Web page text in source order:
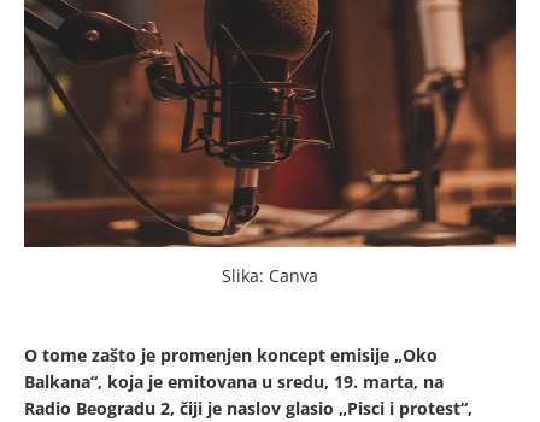
Slika: Canva
O tome zašto je promenjen koncept emisije „Oko
Balkana“, koja je emitovana u sredu, 19. marta, na
Radio Beogradu 2, čiji je naslov glasio „Pisci i protest“,